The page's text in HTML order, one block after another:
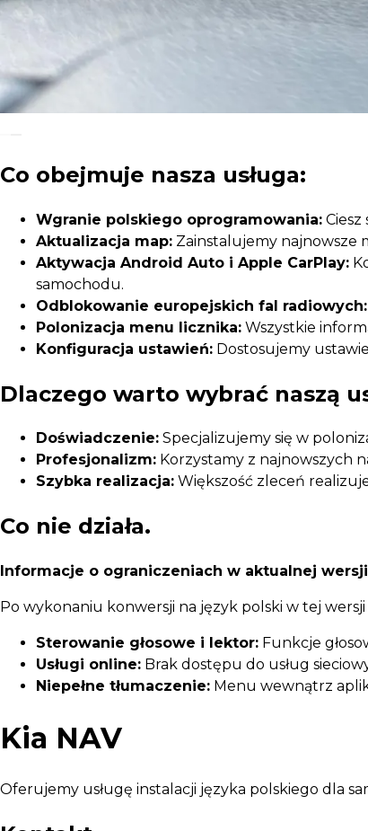
Co obejmuje nasza usługa:
Wgranie polskiego oprogramowania:
Aktualizacja map: Zainstalujemy najnowsze
Aktywacja Android Auto i Apple CarPlay:
samochodu.
Odblokowanie europejskich fal radiowych:
Polonizacja menu licznika: Wszystkie
Konfiguracja ustawień: Dostosujemy
Dlaczego warto wybrać naszą
Doświadczenie: Specjalizujemy się w
Profesjonalizm: Korzystamy z najnowszych
Szybka realizacja: Większość zleceń
Co nie działa.
Informacje o ograniczeniach w aktualnej
Po wykonaniu konwersji na język polski w tej
Sterowanie głosowe i lektor: Funkcje
Usługi online: Brak dostępu do usług
Niepełne tłumaczenie: Menu wewnątrz
Kia NAV
Oferujemy usługę instalacji języka polskiego dla